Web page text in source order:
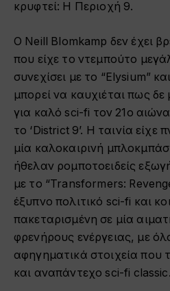
κρυφτεί: Η Περιοχή 9.
Ο Neill Blomkamp δεν έχει
που είχε το ντεμπούτο
συνεχίσει με το “Elysium”
μπορεί να καυχιέται πως δε
για καλό sci-fi τον 21ο
το ‘District 9’. Η ταινία είχε
μία καλοκαιρινή
ήθελαν ρομποτοειδείς
με το “Transformers:
έξυπνο πολιτικό sci-fi και
πακεταρισμένη σε μία
φρενήρους ενέργειας, με
αφηγηματικά στοιχεία που
και αναπάντεχο sci-fi classic.